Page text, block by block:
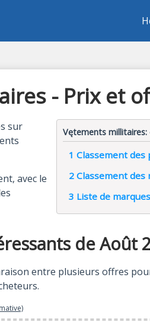
- Prix et
Vętements
1 Classement
2 Classement
3 Liste de
sur
avec le
de Août
entre plusieurs offres